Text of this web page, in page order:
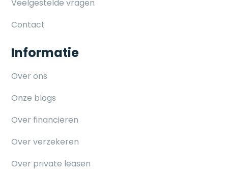
Veelgestelde vragen
Contact
Informatie
Over ons
Onze blogs
Over financieren
Over verzekeren
Over private leasen